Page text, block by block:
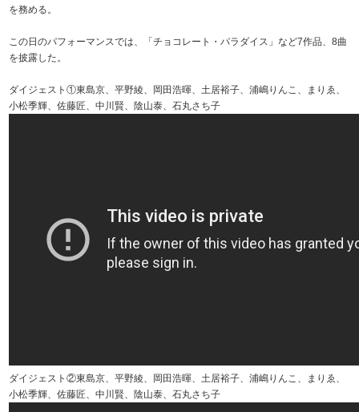
を務める。
この日のパフォーマンスでは、「チョコレート・パラダイス」など7作品、8曲
を披露した。
ダイジェスト①東島京、平野綾、岡田浩暉、土居裕子、浦嶋りんこ、まりゑ、
小松季輝、佐藤匠、中川賢、陰山泰、石丸さち子
ダイジェスト②東島京、平野綾、岡田浩暉、土居裕子、浦嶋りんこ、まりゑ、
小松季輝、佐藤匠、中川賢、陰山泰、石丸さち子